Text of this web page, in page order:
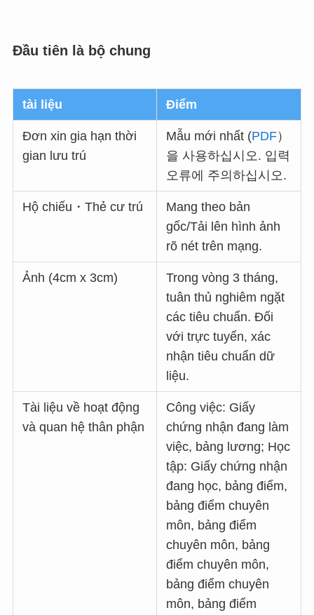
Đầu tiên là bộ chung
tài liệu Điểm
Đơn xin gia hạn thời
gian lưu trú
Mẫu mới nhất (PDF）
을 사용하십시오. 입력
오류에 주의하십시오.
Hộ chiếu・Thẻ cư trú
Mang theo bản
gốc/Tải lên hình ảnh
rõ nét trên mạng.
Ảnh (4cm x 3cm)
Trong vòng 3 tháng,
tuân thủ nghiêm ngặt
các tiêu chuẩn. Đối
với trực tuyến, xác
nhận tiêu chuẩn dữ
liệu.
Tài liệu về hoạt động
và quan hệ thân phận
Công việc: Giấy
chứng nhận đang làm
việc, bảng lương; Học
tập: Giấy chứng nhận
đang học, bảng điểm,
bảng điểm chuyên
môn, bảng điểm
chuyên môn, bảng
điểm chuyên môn,
bảng điểm chuyên
môn, bảng điểm